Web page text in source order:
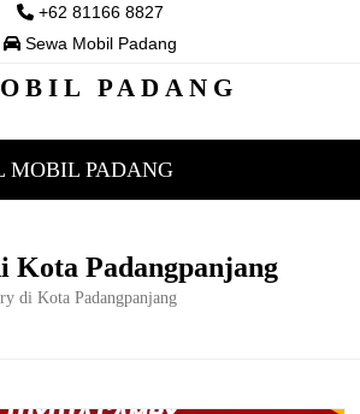
+62 81166 8827
Sewa Mobil Padang
PADANG
MOBIL PADANG
Kota Padangpanjang
di Kota Padangpanjang